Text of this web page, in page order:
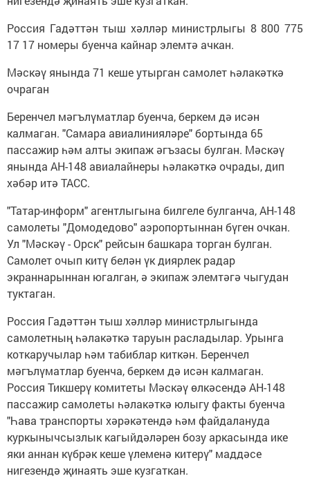
Россия Гадәттән тыш хәлләр министрлыгы 8 800 775
17 17 номеры буенча кайнар элемтә ачкан.
Мәскәү янында 71 кеше утырган самолет һәлакәткә
очраган
Беренчел мәгълүматлар буенча, беркем дә исән
калмаган. "Самара авиалинияләре" бортында 65
пассажир һәм алты экипаж әгъзасы булган. Мәскәү
янында АН-148 авиалайнеры һәлакәткә очрады, дип
хәбәр итә ТАСС.
"Татар-информ" агентлыгына билгеле булганча, АН-148
самолеты "Домодедово" аэропортыннан бүген очкан.
Ул "Мәскәү - Орск" рейсын башкара торган булган.
Самолет очып китү белән үк диярлек радар
экраннарыннан югалган, ә экипаж элемтәгә чыгудан
туктаган.
Россия Гадәттән тыш хәлләр министрлыгында
самолетның һәлакәткә таруын расладылар. Урынга
коткаручылар һәм табиблар киткән. Беренчел
мәгълүматлар буенча, беркем дә исән калмаган.
Россия Тикшерү комитеты Мәскәү өлкәсендә АН-148
пассажир самолеты һәлакәткә юлыгу факты буенча
"Һава транспорты хәрәкәтендә һәм файдалануда
куркынычсызлык кагыйдәләрен бозу аркасында ике
яки аннан күбрәк кеше үлеменә китерү" маддәсе
нигезендә җинаять эше кузгаткан.